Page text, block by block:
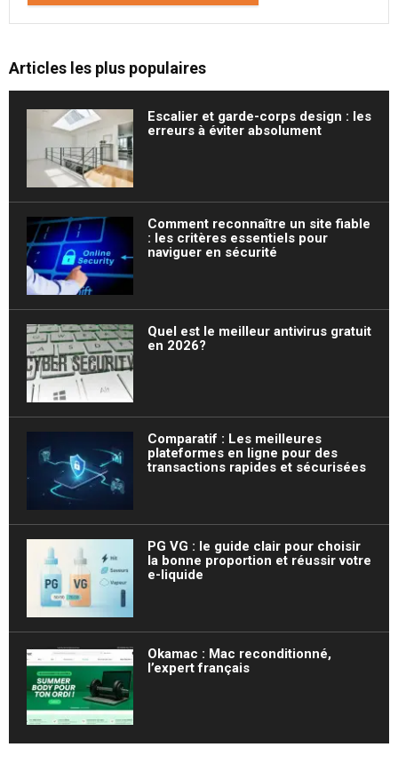
Articles les plus populaires
Escalier et garde-corps design : les
erreurs à éviter absolument
Comment reconnaître un site fiable
: les critères essentiels pour
naviguer en sécurité
Quel est le meilleur antivirus gratuit
en 2026?
Comparatif : Les meilleures
plateformes en ligne pour des
transactions rapides et sécurisées
PG VG : le guide clair pour choisir
la bonne proportion et réussir votre
e-liquide
Okamac : Mac reconditionné,
l’expert français